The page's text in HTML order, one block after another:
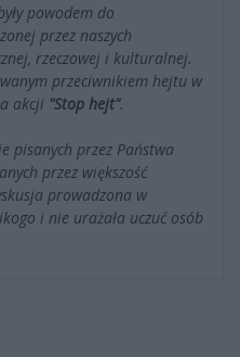
powodem do
przez naszych
rzeczowej i kulturalnej.
przeciwnikiem hejtu w
akcji "Stop hejt".
pisanych przez Państwa
przez większość
prowadzona w
i nie urażała uczuć osób